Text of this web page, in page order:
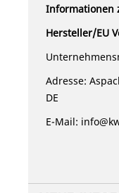
Informationen
Hersteller/EU
Adresse:
DE
E-Mail: